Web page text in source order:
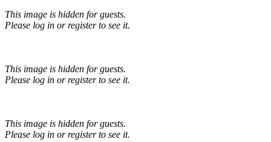
This image is hidden for guests.
Please log in or register to see it.
This image is hidden for guests.
Please log in or register to see it.
This image is hidden for guests.
Please log in or register to see it.